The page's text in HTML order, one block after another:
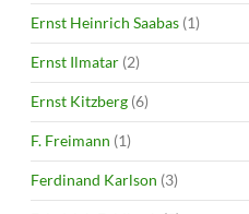
Ernst Heinrich Saabas (1)
Ernst Ilmatar (2)
Ernst Kitzberg (6)
F. Freimann (1)
Ferdinand Karlson (3)